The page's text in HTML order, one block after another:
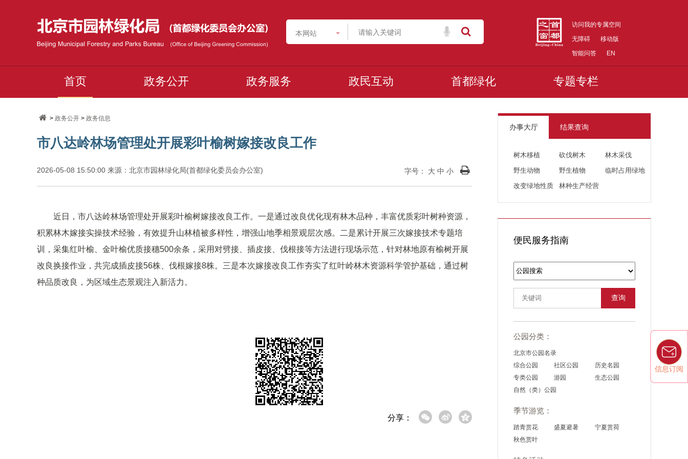
信息订阅
本网站
访问我的专属空间
无障碍
移动版
智能问答
EN
首页 政务公开 政务服务 政民互动 首都绿化 专题专栏
>政务公开 >政务信息
市八达岭林场管理处开展彩叶榆树嫁接改良工作
字号： 大 中 小
2026-05-08 15:50:00 来源：北京市园林绿化局(首都绿化委员会办公室)
近日，市八达岭林场管理处开展彩叶榆树嫁接改良工作。一是通过改良优化现有林木品种，丰富优质彩叶树种资源，
积累林木嫁接实操技术经验，有效提升山林植被多样性，增强山地季相景观层次感。二是累计开展三次嫁接技术专题培
训，采集红叶榆、金叶榆优质接穗500余条，采用对劈接、插皮接、伐根接等方法进行现场示范，针对林地原有榆树开展
改良换接作业，共完成插皮接56株、伐根嫁接8株。三是本次嫁接改良工作夯实了红叶岭林木资源科学管护基础，通过树
种品质改良，为区域生态景观注入新活力。
分享：
办事大厅 结果查询
树木移植 砍伐树木
林木采伐
野生动物
野生植物
临时占用绿地
改变绿地性质
林种生产经营
便民服务指南
查询
公园分类：
北京市公园名录
综合公园
社区公园
历史名园
专类公园
游园
生态公园
自然（类）公园
季节游览：
踏青赏花 盛夏避暑
宁夏赏荷
秋色赏叶